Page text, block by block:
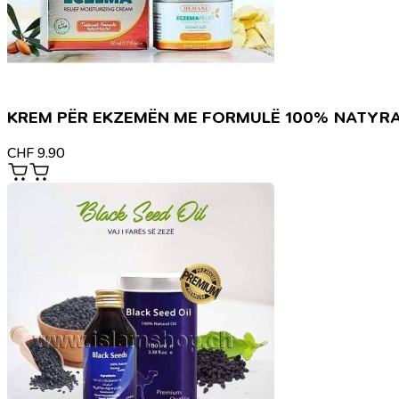
KREM PËR EKZEMËN ME FORMULË 100%
CHF 9.90